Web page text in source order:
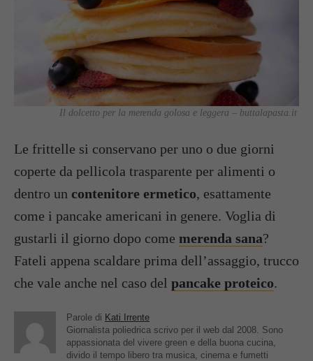
Il dolcetto per la merenda golosa e leggera – buttalapasta.it
Le frittelle si conservano per uno o due giorni
coperte da pellicola trasparente per alimenti o
dentro un contenitore ermetico, esattamente
come i pancake americani in genere. Voglia di
gustarli il giorno dopo come merenda sana?
Fateli appena scaldare prima dell’assaggio, trucco
che vale anche nel caso del pancake proteico.
Parole di Kati Irrente
Giornalista poliedrica scrivo per il web dal 2008. Sono
appassionata del vivere green e della buona cucina,
divido il tempo libero tra musica, cinema e fumetti